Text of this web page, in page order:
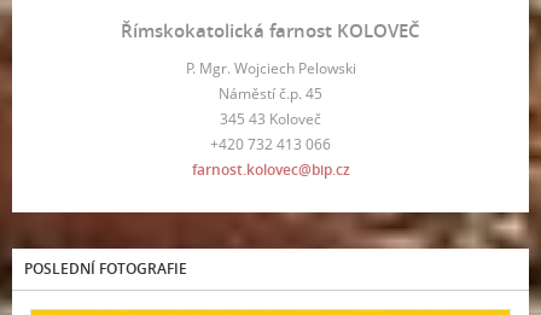
Římskokatolická farnost KOLOVEČ
P. Mgr. Wojciech Pelowski
Náměstí č.p. 45
345 43 Koloveč
+420 732 413 066
farnost.kolovec@bip.cz
POSLEDNÍ FOTOGRAFIE